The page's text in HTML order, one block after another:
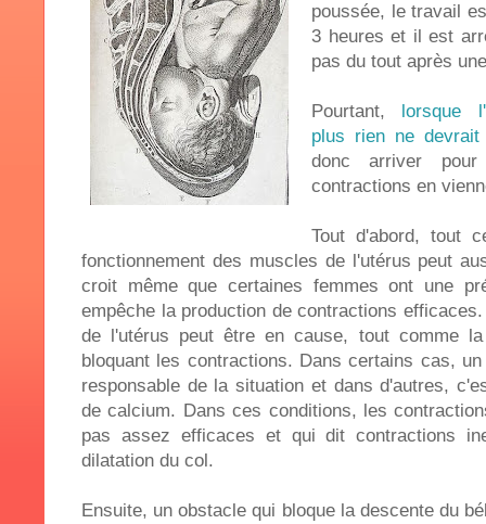
poussée, le travail
3 heures et il est
pas du tout après
Pourtant,
lorsque
plus rien ne devrait
donc arriver
contractions en
Tout d'abord, tout
fonctionnement des muscles de l'utérus peut
croit même que certaines femmes ont une
empêche la production de contractions
de l'utérus peut être en cause, tout comme
bloquant les contractions. Dans certains cas,
responsable de la situation et dans d'autres,
de calcium. Dans ces conditions, les
pas assez efficaces et qui dit contractions
dilatation du col.
Ensuite, un obstacle qui bloque la descente du